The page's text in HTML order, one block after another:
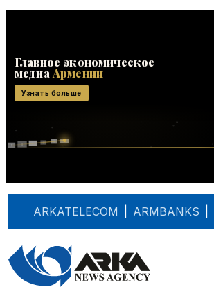
ARKATELECOM ARMBANKS